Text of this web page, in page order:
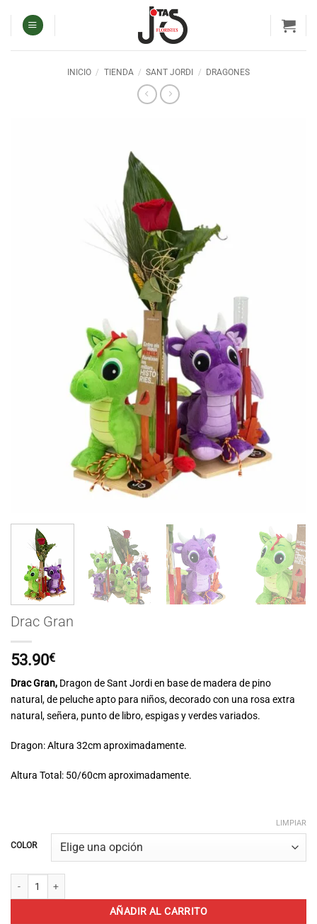
contenido
INICIO / TIENDA / SANT JORDI / DRAGONES
Drac Gran
53.90€
Drac Gran, Dragon de Sant Jordi en base de madera de pino
natural, de peluche apto para niños, decorado con una rosa extra
natural, señera, punto de libro, espigas y verdes variados.
Dragon: Altura 32cm aproximadamente.
Altura Total: 50/60cm aproximadamente.
COLOR
LIMPIAR
AÑADIR AL CARRITO